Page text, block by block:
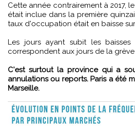
Cette année contrairement à 2017,
était inclue dans la première
taux d'occupation était en baisse
Les jours ayant subit les baisses
correspondent aux jours de la grève
C'est surtout la province qui a
annulations ou reports. Paris a été
Marseille.